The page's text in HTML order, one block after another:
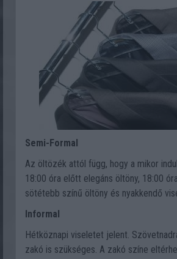
Semi-Formal
Az öltözék attól függ, hogy a mikor
18:00 óra előtt elegáns öltöny, 18:00
sötétebb színű öltöny és nyakkendő
Informal
Hétköznapi viseletet jelent.
zakó is szükséges. A zakó színe